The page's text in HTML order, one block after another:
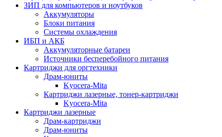
ЗИП для компьютеров и ноутбуков
Аккумуляторы
Блоки питания
Системы охлаждения
ИБП и АКБ
Аккумуляторные батареи
Источники бесперебойного питания
Картриджи для оргтехники
Драм-юниты
Kyocera-Mita
Картриджи лазерные, тонер-картриджи
Kyocera-Mita
Картриджи лазерные
Драм-картриджи
Драм-юниты